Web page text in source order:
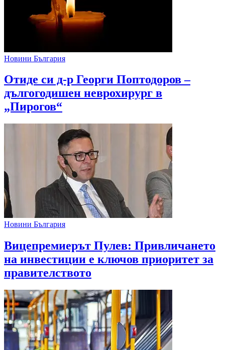
Новини България
Отиде си д-р Георги Поптодоров –
дългогодишен неврохирург в
„Пирогов“
Новини България
Вицепремиерът Пулев: Привличането
на инвестиции е ключов приоритет за
правителството